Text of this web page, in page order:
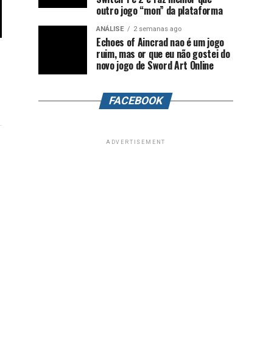
outro jogo “mon” da plataforma
ANÁLISE 2 semanas ago
Echoes of Aincrad nao é um jogo
ruim, mas or que eu não gostei do
novo jogo de Sword Art Online
FACEBOOK
ADVERTISEMENT